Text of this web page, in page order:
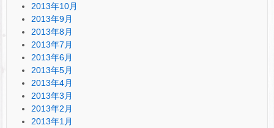
2013年10月
2013年9月
2013年8月
2013年7月
2013年6月
2013年5月
2013年4月
2013年3月
2013年2月
2013年1月